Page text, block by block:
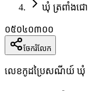
ឃុំ ត្រពាំងជោ
០៥០៤០៣០០
ចែករំលែក
លេខកូដប្រៃសណីយ៍ ឃុំ